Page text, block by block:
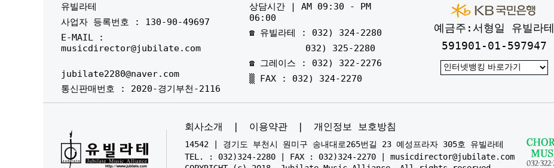
유빌라테
사업자 등록번호 : 130-90-49697
E-MAIL :
musicdirector@jubilate.com
jubilate2280@naver.com
통신판매번호 : 2020-경기부천-2116
상담시간 | AM 09:30 - PM
06:00
☎ 유빌라테 : 032) 324-2280
032) 325-2280
☎ 그레이스 : 032) 322-2276
▒ FAX : 032) 324-2270
예금주:서형일 유빌라테
591901-01-597947
회사소개 이용약관 개인정보 보호방침
14542 | 경기도 부천시 원미구 송내대로265번길 23 예성프라자 305호 유빌라테
TEL. : 032)324-2280 | FAX : 032)324-2270 | musicdirector@jubilate.com